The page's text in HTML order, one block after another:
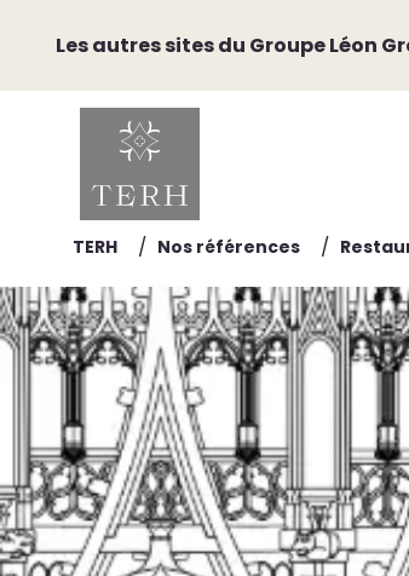
Les autres sites du Groupe Léon
TERH / Nos références /